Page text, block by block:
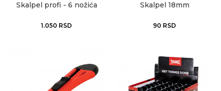
Skalpel profi - 6 nožića
1.050 RSD
Skalpel 18mm
90 RSD